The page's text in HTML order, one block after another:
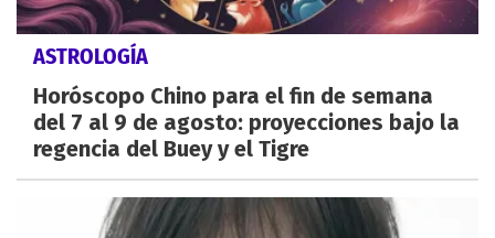
ASTROLOGÍA
Horóscopo Chino para el fin de semana
del 7 al 9 de agosto: proyecciones bajo la
regencia del Buey y el Tigre